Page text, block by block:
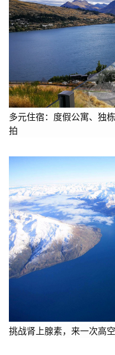
多元住宿：度假公寓、独
拍
挑战肾上腺素，来一次高